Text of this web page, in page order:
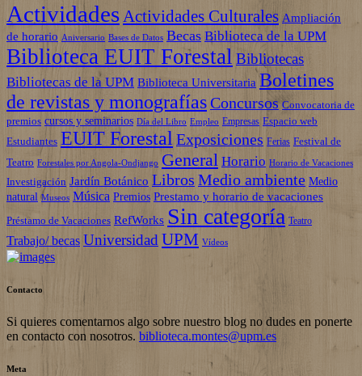
ActividadesActividades Culturales Ampliación
de horario Aniversario Bases de Datos Becas Biblioteca de la UPM
Biblioteca EUIT Forestal Bibliotecas
Bibliotecas de la UPM Biblioteca Universitaria Boletines
de revistas y monografíasConcursos Convocatoria de
premios cursos y seminarios Día del Libro Empleo Empresas Espacio web
Estudiantes EUIT Forestal Exposiciones Ferias Festival de
Teatro Forestales por Angola-Ondjango General Horario Horario de Vacaciones
Investigación Jardín Botánico Libros Medio ambiente Medio
natural Museos Música Premios Prestamo y horario de vacaciones
Préstamo de Vacaciones RefWorks Sin categoría Teatro
Trabajo/ becas Universidad UPM Vídeos
Contacto
Si quieres comentarnos algo sobre nuestro blog no dudes en ponerte
en contacto con nosotros. biblioteca.montes@upm.es
Meta